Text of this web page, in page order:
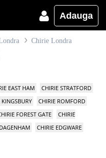
Adauga
Chirie Londra
EAST HAM
CHIRIE STRATFORD
KINGSBURY
CHIRIE ROMFORD
FOREST GATE
CHIRIE
CHIRIE EDGWARE